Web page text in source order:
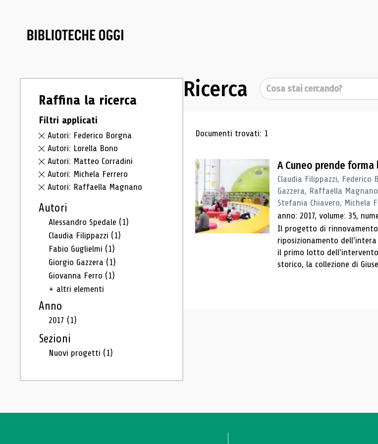
Raffina la ricerca
Filtri applicati
Autori: Federico Borgna
Autori: Lorella Bono
Autori: Matteo Corradini
Autori: Michela Ferrero
Autori: Raffaella Magnano
Autori
Alessandro Spedale (1)
Claudia Filippazzi (1)
Fabio Guglielmi (1)
Giorgio Gazzera (1)
Giovanna Ferro (1)
+ altri elementi
Anno
2017 (1)
Sezioni
Nuovi progetti (1)
Ricerca Cerca
Risultati di ricerca
Documenti trovati: 1
A Cuneo prende
Claudia Filippazzi, Federico
Gazzera, Raffaella
Stefania Chiavero, Michela
anno: 2017, volume: 35,
Il progetto di rinnovamento
riposizionamento
il primo lotto
storico, la collezione di